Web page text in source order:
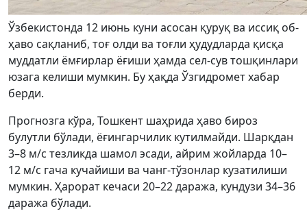
Ўзбекистонда 12 июнь куни асосан қуруқ ва иссиқ об-
ҳаво сақланиб, тоғ олди ва тоғли ҳудудларда қисқа
муддатли ёмғирлар ёғиши ҳамда сел-сув тошқинлари
юзага келиши мумкин. Бу ҳақда Ўзгидромет хабар
берди.
Прогнозга кўра, Тошкент шаҳрида ҳаво бироз
булутли бўлади, ёғингарчилик кутилмайди. Шарқдан
3–8 м/с тезликда шамол эсади, айрим жойларда 10–
12 м/с гача кучайиши ва чанг-тўзонлар кузатилиши
мумкин. Ҳарорат кечаси 20–22 даража, кундузи 34–36
даража бўлади.